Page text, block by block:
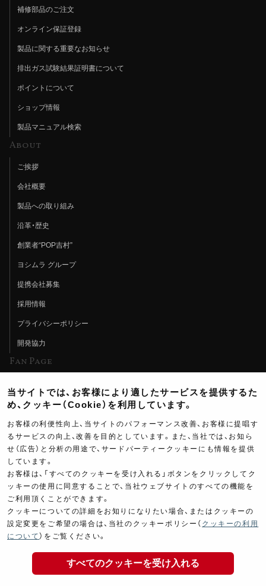
補修部品のご注文
オンライン保証登録
製品に関する重要なお知らせ
排出ガス試験結果証明書について
ポイントについて
ショップ情報
製品マニュアル検索
About
ご挨拶
会社概要
製品への取り組み
沿革・歴史
創業者“POP吉村”
ヨシムラ グループ
提携会社募集
採用情報
プライバシーポリシー
開発協力
Fan Page
ヨシムラTV
イベント情報
イベントスケジュール
ツーリングブレイクタイム
製品ポスター
Copyright ©YOSHIMURA JAPAN Co,Ltd. All Rights
当サイトでは、お客様により適したサービスを提供するた
め、クッキー（Cookie）を利用しています。
お客様の利便性向上、当サイトのパフォーマンス改善、お客様に提唱す
るサービスの向上、改善を目的としています。また、当社では、お知ら
せ（広告）と分析の用途で、サードパーティークッキーにも情報を提供
しています。
お客様は、「すべてのクッキーを受け入れる」ボタンをクリックしてク
ッキーの使用に同意することで、当社ウェブサイトのすべての機能を
ご利用頂くことができます。
クッキーについての詳細をお知りになりたい場合、またはクッキーの
設定変更をご希望の場合は、当社のクッキーポリシー（ クッキーの利用
について ）をご覧ください。
すべてのクッキーを受け入れる